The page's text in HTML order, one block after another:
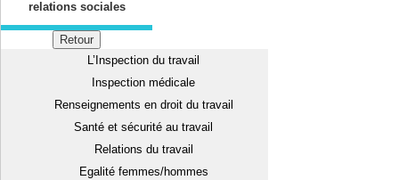
relations sociales
Retour
L’Inspection du travail
Inspection médicale
Renseignements en droit du travail
Santé et sécurité au travail
Relations du travail
Egalité femmes/hommes